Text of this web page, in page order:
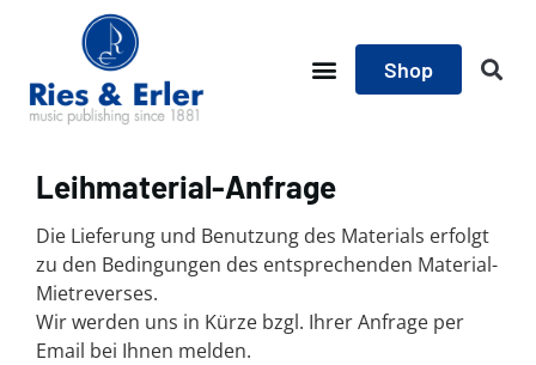
Shop
Leihmaterial-Anfrage
Die Lieferung und Benutzung des Materials erfolgt
zu den Bedingungen des entsprechenden Material-
Mietreverses.
Wir werden uns in Kürze bzgl. Ihrer Anfrage per
Email bei Ihnen melden.